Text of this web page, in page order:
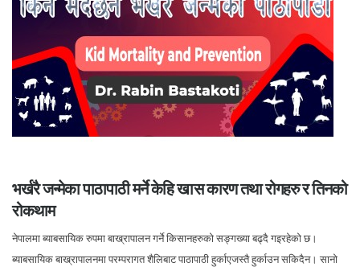
भर्खरै जन्मेका पाठापाठी मर्ने केहि खास कारण तथा रोगहरु र तिनको
रोकथाम
नेपालमा ब्याबसायिक रुपमा बाख्रापालन गर्ने किसानहरुको सङ्गख्या बढ्दै गइरहेको छ।
ब्याबसायिक बाख्रापालनमा परम्परागत शैलिबाट पाठापाठी हुर्काएजस्तै हुर्काउन सकिदैन। सानो